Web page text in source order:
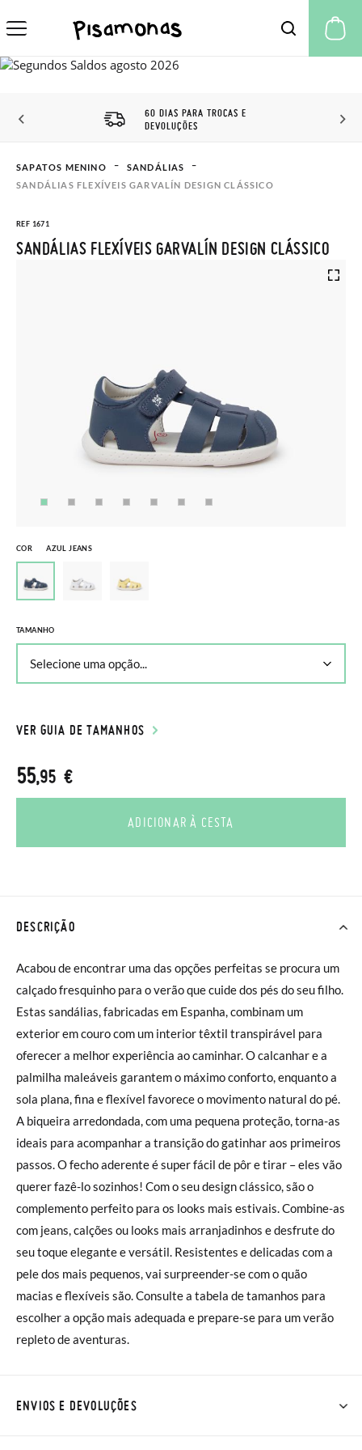
60 DIAS PARA TROCAS E
DEVOLUÇÕES
SAPATOS MENINO
SANDÁLIAS
SANDÁLIAS FLEXÍVEIS GARVALÍN DESIGN CLÁSSICO
REF 1671
SANDÁLIAS FLEXÍVEIS GARVALÍN DESIGN CLÁSSICO
COR AZUL JEANS
TAMANHO
VER GUIA DE TAMANHOS
55,95 €
ADICIONAR À CESTA
DESCRIÇÃO
Acabou de encontrar uma das opções perfeitas se procura um
calçado fresquinho para o verão que cuide dos pés do seu filho.
Estas sandálias, fabricadas em Espanha, combinam um
exterior em couro com um interior têxtil transpirável para
oferecer a melhor experiência ao caminhar. O calcanhar e a
palmilha maleáveis garantem o máximo conforto, enquanto a
sola plana, fina e flexível favorece o movimento natural do pé.
A biqueira arredondada, com uma pequena proteção, torna-as
ideais para acompanhar a transição do gatinhar aos primeiros
passos. O fecho aderente é super fácil de pôr e tirar – eles vão
querer fazê-lo sozinhos! Com o seu design clássico, são o
complemento perfeito para os looks mais estivais. Combine-as
com jeans, calções ou looks mais arranjadinhos e desfrute do
seu toque elegante e versátil. Resistentes e delicadas com a
pele dos mais pequenos, vai surpreender-se com o quão
macias e flexíveis são. Consulte a tabela de tamanhos para
escolher a opção mais adequada e prepare-se para um verão
repleto de aventuras.
ENVIOS E DEVOLUÇÕES